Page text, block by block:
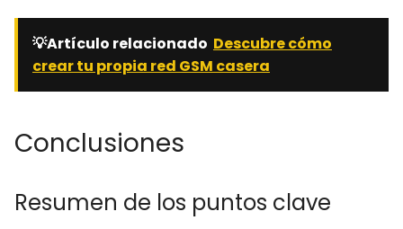
💡Artículo relacionado Descubre cómo
crear tu propia red GSM casera
Conclusiones
Resumen de los puntos clave